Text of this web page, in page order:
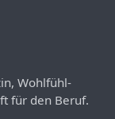
Wohlfühl-
für den Beruf.